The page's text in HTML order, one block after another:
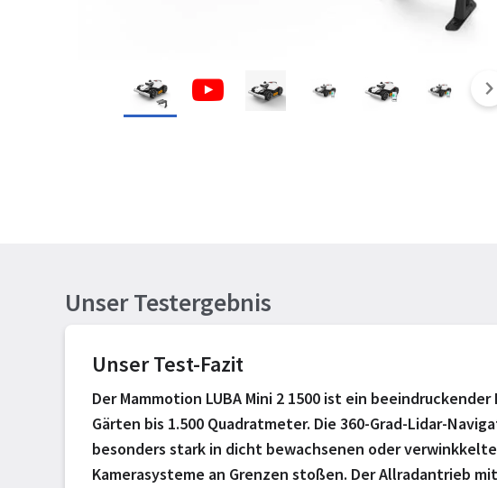
Unser Testergebnis
Unser Test-Fazit
Der Mammotion LUBA Mini 2 1500 ist ein
Gärten bis 1.500 Quadratmeter. Die 360-Grad-Lidar-
besonders stark in dicht bewachsenen oder
Kamerasysteme an Grenzen stoßen. Der Allradantrieb